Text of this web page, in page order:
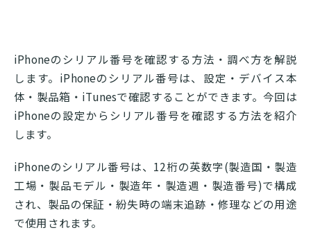
iPhoneのシリアル番号を確認する方法・調べ方を解説
します。iPhoneのシリアル番号は、設定・デバイス本
体・製品箱・iTunesで確認することができます。今回は
iPhoneの設定からシリアル番号を確認する方法を紹介
します。
iPhoneのシリアル番号は、12桁の英数字(製造国・製造
工場・製品モデル・製造年・製造週・製造番号)で構成
され、製品の保証・紛失時の端末追跡・修理などの用途
で使用されます。